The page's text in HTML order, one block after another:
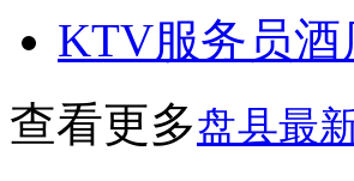
KTV服务员酒
查看更多盘县最